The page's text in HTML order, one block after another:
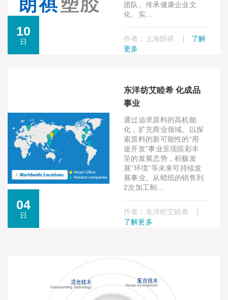
10
日
团队、传承健康企业文
化、实...
作者：上海朗祺
了解
更多
04
日
东洋纺艾睦希 化成品
事业
通过追求原料的高机能
化，扩充商业领域。以探
索原料的新可能性的“用
途开发”事业呈现缤彩丰
呈的发展态势，积极发
展“环境”等未来可持续发
展事业。从蜡纸的销售到
2次加工制...
作者：东洋纺艾睦希
了解更多